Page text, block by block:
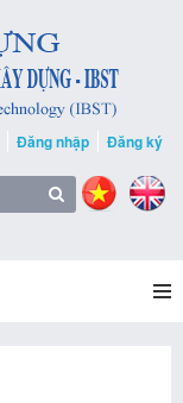
Đăng nhập Đăng ký